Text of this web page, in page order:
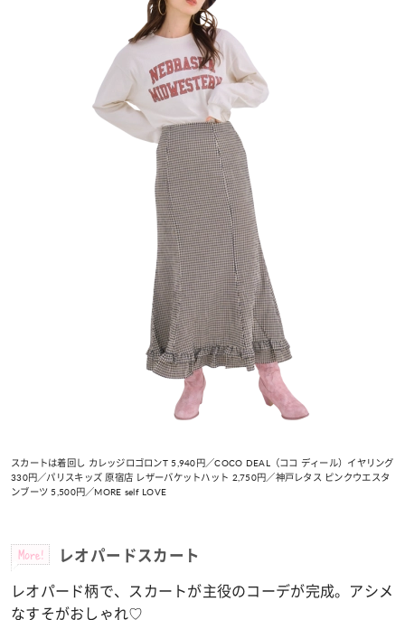
スカートは着回し カレッジロゴロンT 5,940円／COCO DEAL（ココ ディール）イヤリング
330円／パリスキッズ 原宿店 レザーバケットハット 2,750円／神戸レタス ピンクウエスタ
ンブーツ 5,500円／MORE self LOVE
More! レオパードスカート
レオパード柄で、スカートが主役のコーデが完成。アシメ
なすそがおしゃれ♡